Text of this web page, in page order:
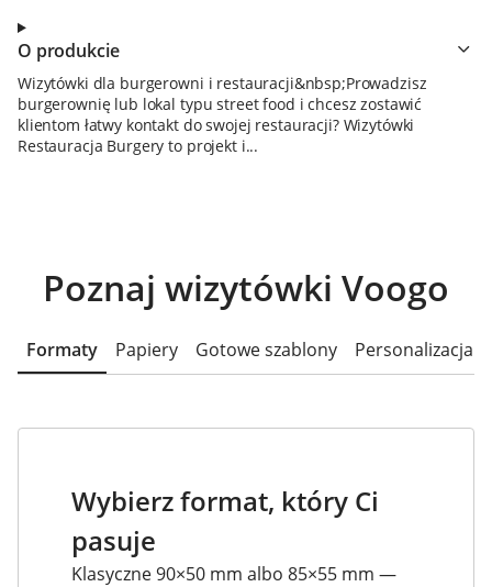
O produkcie
Wizytówki dla burgerowni i restauracji&nbsp;Prowadzisz
burgerownię lub lokal typu street food i chcesz zostawić
klientom łatwy kontakt do swojej restauracji? Wizytówki
Restauracja Burgery to projekt i...
Poznaj wizytówki Voogo
Formaty Papiery Gotowe szablony Personalizacja
Wybierz format, który Ci
pasuje
Klasyczne 90×50 mm albo 85×55 mm —